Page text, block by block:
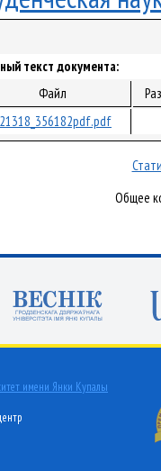
текст документа:
Файл
Общее
имени Янки Купалы